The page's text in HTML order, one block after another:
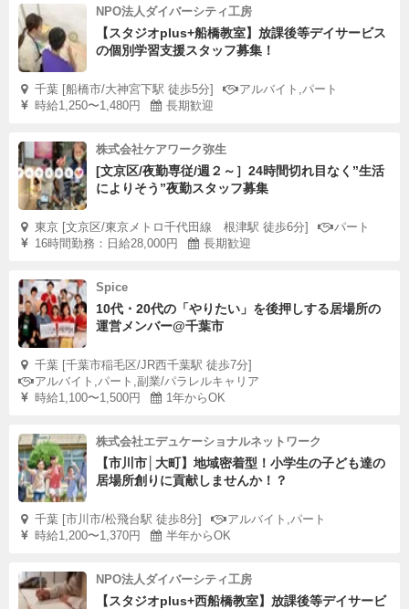
NPO法人ダイバーシティ工房
【スタジオplus+船橋教室】放課後等デイサービス
の個別学習支援スタッフ募集！
千葉 [船橋市/大神宮下駅 徒歩5分]
アルバイト,パート
時給1,250〜1,480円
長期歓迎
株式会社ケアワーク弥生
[文京区/夜勤専従/週２～］24時間切れ目なく”生活
によりそう”夜勤スタッフ募集
東京 [文京区/東京メトロ千代田線 根津駅 徒歩6分]
パート
16時間勤務：日給28,000円
長期歓迎
Spice
10代・20代の「やりたい」を後押しする居場所の
運営メンバー@千葉市
千葉 [千葉市稲毛区/JR西千葉駅 徒歩7分]
アルバイト,パート,副業/パラレルキャリア
時給1,100〜1,500円
1年からOK
株式会社エデュケーショナルネットワーク
【市川市│大町】地域密着型！小学生の子ども達の
居場所創りに貢献しませんか！？
千葉 [市川市/松飛台駅 徒歩8分]
アルバイト,パート
時給1,200〜1,370円
半年からOK
NPO法人ダイバーシティ工房
【スタジオplus+西船橋教室】放課後等デイサービ